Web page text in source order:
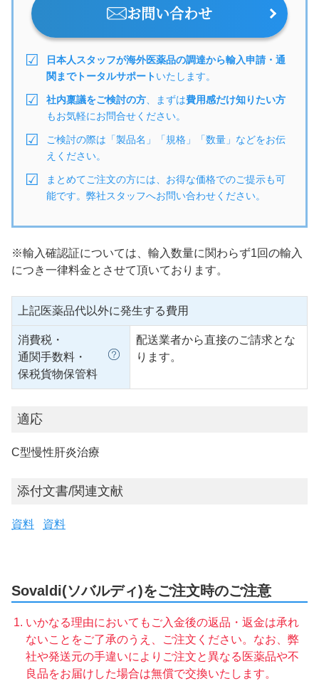
お問い合わせ
日本人スタッフが海外医薬品の調達から輸入申請・通
関までトータルサポートいたします。
社内稟議をご検討の方 、まずは費用感だけ知りたい方
もお気軽にお問合せください。
ご検討の際は「製品名」「規格」「数量」などをお伝
えください。
まとめてご注文の方には、お得な価格でのご提示も可
能です。弊社スタッフへお問い合わせください。
※輸入確認証については、輸入数量に関わらず1回の輸入
につき一律料金とさせて頂いております。
上記医薬品代以外に発生する費用
消費税・
通関手数料・
保税貨物保管料
配送業者から直接のご請求とな
ります。
適応
C型慢性肝炎治療
添付文書/関連文献
資料 資料
Sovaldi(ソバルディ)をご注文時のご注意
いかなる理由においてもご入金後の返品・返金は承れ
ないことをご了承のうえ、ご注文ください。なお、弊
社や発送元の手違いによりご注文と異なる医薬品や不
良品をお届けした場合は無償で交換いたします。